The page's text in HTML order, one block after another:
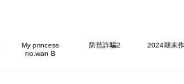
My princess
no.wan B
防范詐騙2 2024期末